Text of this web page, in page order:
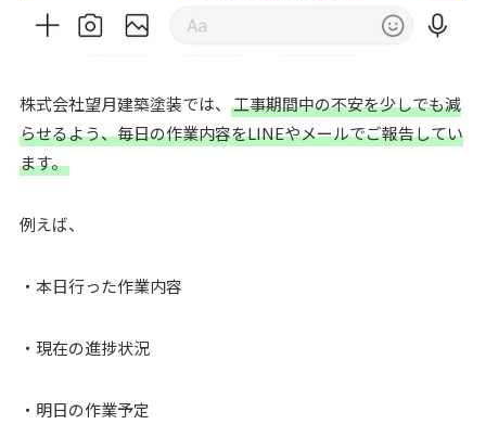
株式会社望月建築塗装では、 工事期間中の不安を少しでも減
らせるよう、毎日の作業内容をLINEやメールでご報告してい
ます。
例えば、
・本日行った作業内容
・現在の進捗状況
・明日の作業予定